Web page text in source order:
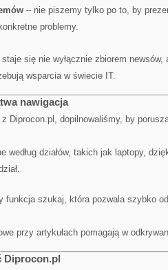
– nie piszemy tylko po to, by
problemy.
się nie wyłącznie zbiorem
wsparcia w świecie IT.
nawigacja
Diprocon.pl, dopilnowaliśmy, by
według działów, takich jak laptopy,
funkcja szukaj, która pozwala szybko
przy artykułach pomagają w
Diprocon.pl